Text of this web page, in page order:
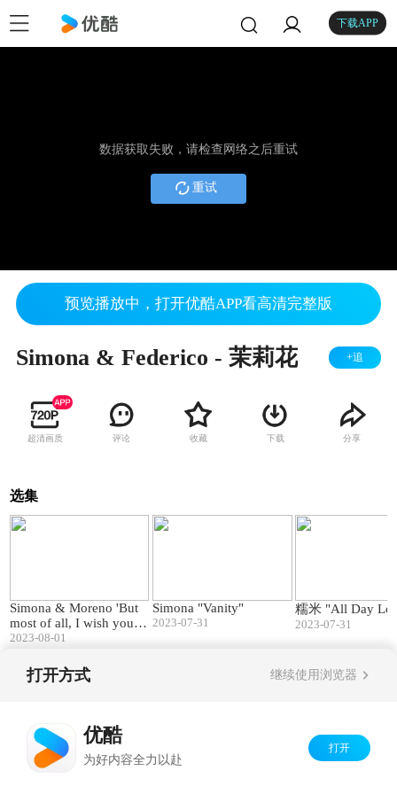
下载APP
数据获取失败，请检查网络之后重试
重试
预览播放中，打开优酷APP看高清完整版
Simona & Federico - 茉莉花 +追
超清画质 评论 收藏 下载 分享
选集
Simona & Moreno 'But
most of all, I wish you lo
ve'
2023-08-01
Simona "Vanity"
2023-07-31
糯米 "All Day
2023-07-31
打开方式 继续使用浏览器
优酷
为好内容全力以赴
打开